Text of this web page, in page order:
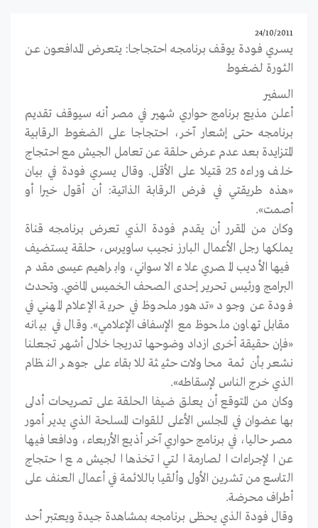
24/10/2011
يسـري فـودة يوقـف برنامجـه احتجـاجـا: يتعـرض المدافعـون عـن
الثـورة لضغـوط
السفير
أعلن مذيع برنامج حواري شهير في مصر أنه سيوقف تقديم
برنامجه حتى إشعار آخر، احتجاجا على الضغوط الرقابية
المتزايدة بعد عدم عرض حلقة عن تعامل الجيش مع احتجاج
خلف وراءه 25 قتيلا على الأقل. وقال يسري فودة في بيان
«هذه طريقتي في فرض الرقابة الذاتية: أن أقول خيرا أو
أصمت».
وكان من المقرر أن يقدم فودة الذي تعرض برنامجه قناة
يملكها رجل الأعمال البارز نجيب ساويرس، حلقة يستضيف
فيها الأديب المصري علاء الاسواني، وابراهيم عيسى مقدم
البرامج ورئيس تحرير إحدى الصحف الخميس الماضي. وتحدث
فودة عن وجود «تدهور ملحوظ في حرية الإعلام المهني في
مقابل تهاون ملحوظ مع الإسفاف الإعلامي». وقال في بيانه
«فإن حقيقة أخرى ازداد وضوحها تدريجا خلال أشهر تجعلنا
نشعر بأن ثمة محاولات حثيثة للابقاء على جوهر النظام
الذي خرج الناس لإسقاطه».
وكان من المتوقع أن يعلق ضيفا الحلقة على تصريحات أدلى
بها عضوان في المجلس الأعلى للقوات المسلحة الذي يدير أمور
مصر حاليا، في برنامج حواري آخر أذيع الأربعاء، ودافعا فيها
عن الإجراءات الصارمة التي اتخذها الجيش مع احتجاج
التاسع من تشرين الأول وألقيا باللائمة في أعمال العنف على
أطراف محرضة.
وقال فودة الذي يحظى برنامجه بمشاهدة جيدة ويعتبر أحد